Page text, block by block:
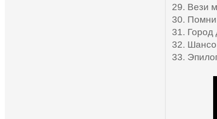
29. Вези
30.
31. Город
32.
33.